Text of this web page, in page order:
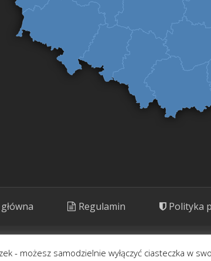
Regulamin Polityka
Prezentujemy rośliny o potencjale
Korzystaj rozważnie.
- możesz samodzielnie wyłączyć ciasteczka w